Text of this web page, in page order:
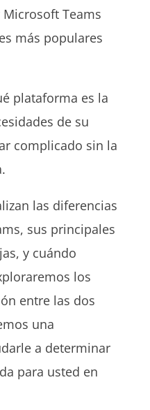
Teams
más populares
plataforma es la
de su
complicado sin la
las diferencias
sus principales
y cuándo
los
entre las dos
una
a determinar
para usted en